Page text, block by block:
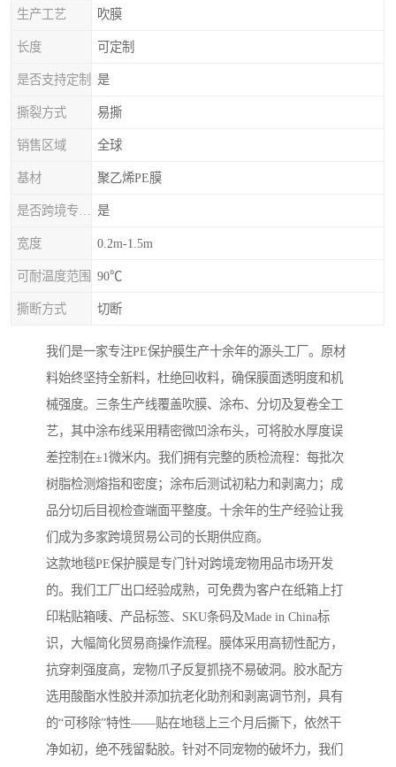
生产工艺 吹膜
长度 可定制
是否支持定制 是
撕裂方式 易撕
销售区域 全球
基材 聚乙烯PE膜
是
宽度 0.2m-1.5m
可耐温度范围 90℃
撕断方式 切断
我们是一家专注PE保护膜生产十余年的源头工厂。原材
料始终坚持全新料，杜绝回收料，确保膜面透明度和机
械强度。三条生产线覆盖吹膜、涂布、分切及复卷全工
艺，其中涂布线采用精密微凹涂布头，可将胶水厚度误
差控制在±1微米内。我们拥有完整的质检流程：每批次
树脂检测熔指和密度；涂布后测试初粘力和剥离力；成
品分切后目视检查端面平整度。十余年的生产经验让我
们成为多家跨境贸易公司的长期供应商。
这款地毯PE保护膜是专门针对跨境宠物用品市场开发
的。我们工厂出口经验成熟，可免费为客户在纸箱上打
印粘贴箱唛、产品标签、SKU条码及Made in China标
识，大幅简化贸易商操作流程。膜体采用高韧性配方，
抗穿刺强度高，宠物爪子反复抓挠不易破洞。胶水配方
选用酸酯水性胶并添加抗老化助剂和剥离调节剂，具有
的“可移除”特性——贴在地毯上三个月后撕下，依然干
净如初，绝不残留黏胶。针对不同宠物的破坏力，我们